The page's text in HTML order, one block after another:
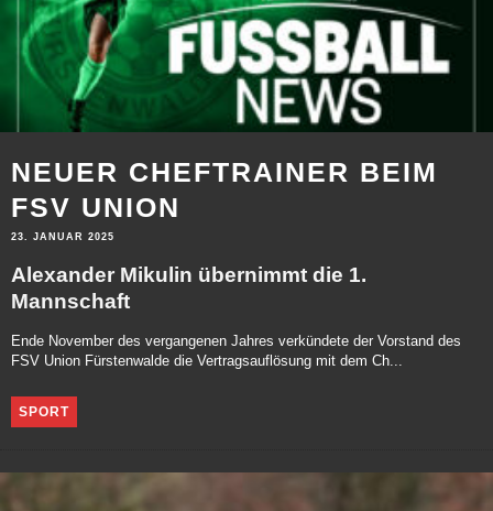
NEUER CHEFTRAINER BEIM
FSV UNION
23. JANUAR 2025
Alexander Mikulin übernimmt die 1.
Mannschaft
Ende November des vergangenen Jahres verkündete der Vorstand des
FSV Union Fürstenwalde die Vertragsauflösung mit dem Ch...
SPORT